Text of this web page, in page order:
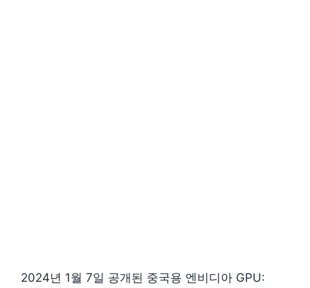
2024년 1월 7일 공개된 중국용 엔비디아 GPU: